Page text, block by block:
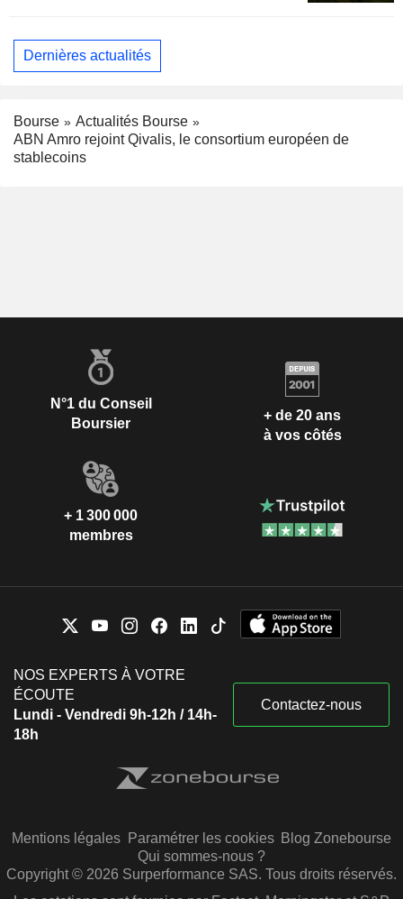
Dernières actualités
Bourse
Actualités Bourse
ABN Amro rejoint Qivalis, le consortium européen de
stablecoins
N°1 du Conseil
Boursier
+ de 20 ans
à vos côtés
+ 1 300 000
membres
NOS EXPERTS À VOTRE
ÉCOUTE
Lundi - Vendredi 9h-12h / 14h-
18h
Contactez-nous
Mentions légales Paramétrer les cookies Blog Zonebourse
Qui sommes-nous ?
Copyright © 2026 Surperformance SAS. Tous droits réservés.